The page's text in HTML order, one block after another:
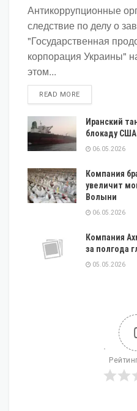
Антикоррупционные
следствие по делу о
"Государственная
корпорация Украины"
этом...
READ MOREDETAILS
Иранский
блокаду
06.05.2026
Компания
увеличит
Волыни
06.05.2026
Компания
за полгода
05.05.2026